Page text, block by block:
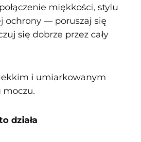
miękkości, stylu
ochrony — poruszaj się
się dobrze przez cały
i umiarkowanym
działa